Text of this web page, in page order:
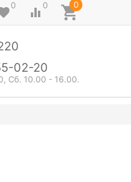
0 0 0
02-20
Сб. 10.00 - 16.00.